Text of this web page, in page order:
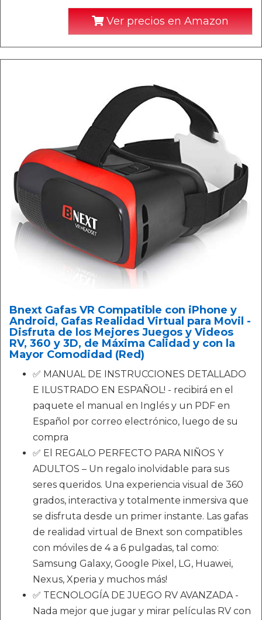
Ver precios en Amazon
Bnext Gafas VR Compatible con iPhone y
Android, Gafas Realidad Virtual para Movil -
Disfruta de los Mejores Juegos y Videos
RV, 360 y 3D, de Máxima Calidad y con la
Mayor Comodidad (Red)
✅ MANUAL DE INSTRUCCIONES DETALLADO
E ILUSTRADO EN ESPAÑOL! - recibirá en el
paquete el manual en Inglés y un PDF en
Español por correo electrónico, luego de su
compra
✅ El REGALO PERFECTO PARA NIÑOS Y
ADULTOS – Un regalo inolvidable para sus
seres queridos. Una experiencia visual de 360
grados, interactiva y totalmente inmersiva que
se disfruta desde un primer instante. Las gafas
de realidad virtual de Bnext son compatibles
con móviles de 4 a 6 pulgadas, tal como:
Samsung Galaxy, Google Pixel, LG, Huawei,
Nexus, Xperia y muchos más!
✅ TECNOLOGÍA DE JUEGO RV AVANZADA -
Nada mejor que jugar y mirar películas RV con